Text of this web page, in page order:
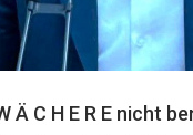
Ä C H E R E nicht